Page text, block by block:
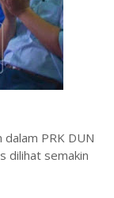
PRK DUN
dilihat semakin